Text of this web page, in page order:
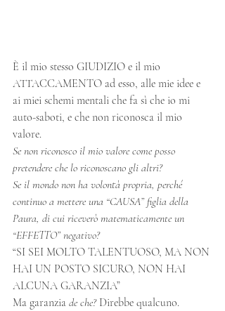
È il mio stesso GIUDIZIO e il mio
ATTACCAMENTO ad esso, alle mie idee e
ai miei schemi mentali che fa sì che io mi
auto-saboti, e che non riconosca il mio
valore.
Se non riconosco il mio valore come posso
pretendere che lo riconoscano gli altri?
Se il mondo non ha volontà propria, perché
continuo a mettere una “CAUSA” figlia della
Paura, di cui riceverò matematicamente un
“EFFETTO” negativo?
“SI SEI MOLTO TALENTUOSO, MA NON
HAI UN POSTO SICURO, NON HAI
ALCUNA GARANZIA”
Ma garanzia de che? Direbbe qualcuno.